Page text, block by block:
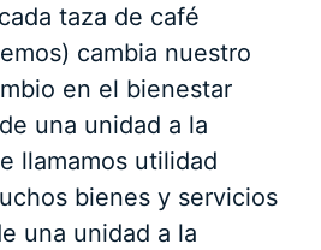
taza de café
cambia nuestro
en el bienestar
una unidad a la
llamamos utilidad
bienes y servicios
una unidad a la